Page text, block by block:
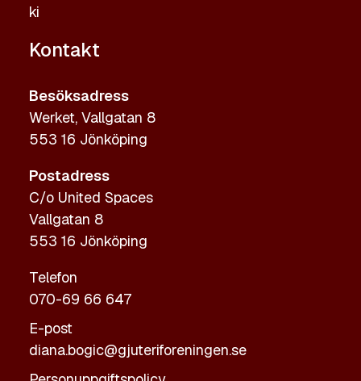
ki
Kontakt
Besöksadress
Werket, Vallgatan 8
553 16 Jönköping
Postadress
C/o United Spaces
Vallgatan 8
553 16 Jönköping
Telefon
070-69 66 647
E-post
diana.bogic@gjuteriforeningen.se